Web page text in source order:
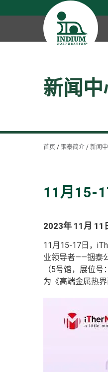
新闻中
首页 铟泰简介 新闻
11月15-
2023年 11月 11
11月15-17日，
业领导者——铟泰
（5号馆，展位号
为《高端金属热